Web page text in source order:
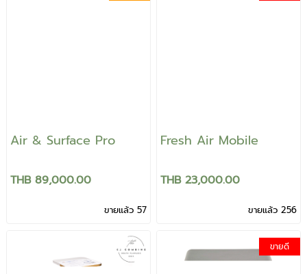
Air & Surface Pro
THB 89,000.00
ขายแล้ว 57
Fresh Air Mobile
THB 23,000.00
ขายแล้ว 256
ขายดี